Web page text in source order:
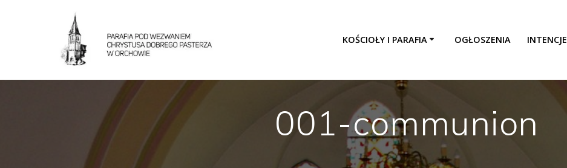
KOŚCIOŁY I PARAFIA OGŁOSZENIA INTENCJE
001-communion